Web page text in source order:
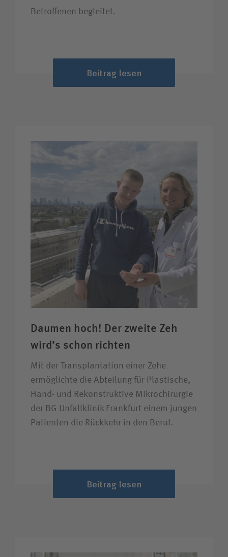
Betroffenen begleitet.
Beitrag lesen
Daumen hoch! Der zweite Zeh
wird’s schon richten
Mit der Transplantation einer Zehe
ermöglichte die Abteilung für Plastische,
Hand- und Rekonstruktive Mikrochirurgie
der BG Unfallklinik Frankfurt einem jungen
Patienten die Rückkehr in den Beruf.
Beitrag lesen